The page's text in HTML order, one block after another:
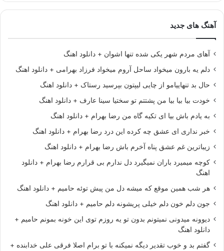
آهنگ های جدید
آهای مردم شهر یکی شده تنها اشوان + دانلود اهنگ
دلم یه بارون میخواد ساحل آروم میخواد فرزاد بهرامی + دانلود اهنگ
حال بد تنهاییامو از چایی لیپتون بپرسید رستاک + دانلود اهنگ
خودت بیا بیا بیا من پشتتم تو سختیا سینا عارف + دانلود اهنگ
به یادم باش بیا ای تکیه گاه من رضا بهرام + دانلود اهنگ
خبر نداری ای عشق چه کرده این درد رضا بهرام + دانلود اهنگ
زیباترین غم عشق پناه آخرم باش رضا بهرام + دانلود اهنگ
کوچه میمیرد باران نمیگیرد دل ندارم بی قرارم رضا بهرام + دانلود
اهنگ
هر شب همین موقع که میشه دل من پیش توئه حامیم + دانلود اهنگ
جون دلم خون دلم خیلی پریشونه دلم حامیم + دانلود اهنگ
دیوونه میدونی نمیتونم بدون تو یه روزم توی این خونه بمونم حامیم +
دانلود اهنگ
گفتم بد و خوب تقدیر دیگه نمیکنه با تو برام اصلا فرقی علی خدابنده +